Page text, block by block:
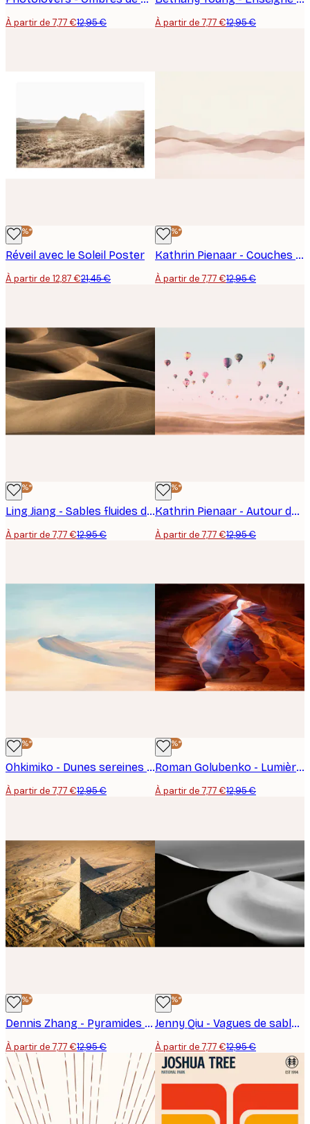
À partir de 7,77 €12,95 € À partir de 7,77 €12,95 €
-40%*
Réveil avec le Soleil Poster
À partir de 12,87 €21,45 €
-40%*
Kathrin Pienaar - Couches Sereines du Désert Poster
À partir de 7,77 €12,95 €
-40%*
Ling Jiang - Sables fluides du désert Poster
À partir de 7,77 €12,95 €
-40%*
Kathrin Pienaar - Autour du monde Poster
À partir de 7,77 €12,95 €
-40%*
Ohkimiko - Dunes sereines du désert Poster
À partir de 7,77 €12,95 €
-40%*
Roman Golubenko - Lumière du canyon doré Poster
À partir de 7,77 €12,95 €
-40%*
Dennis Zhang - Pyramides antiques de Gizeh Poster
À partir de 7,77 €12,95 €
-40%*
Jenny Qiu - Vagues de sable du désert Poster
À partir de 7,77 €12,95 €